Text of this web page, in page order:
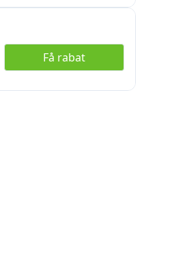
Få rabat